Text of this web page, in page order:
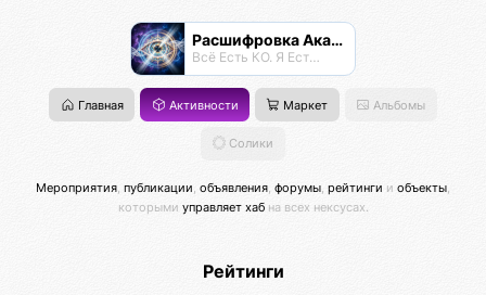
Расшифровка Акаши
Всё Есть КО. Я Есть КО.
Главная Активности Маркет Альбомы
Солики
Мероприятия публикации объявления форумы рейтинги и объекты
которыми управляет хабна всех нексусах.
Рейтинги